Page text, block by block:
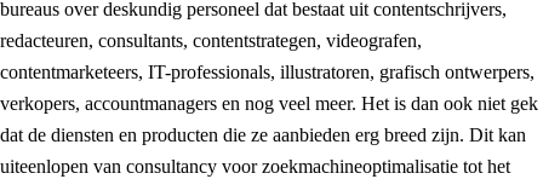
bureaus over deskundig personeel dat bestaat uit contentschrijvers,
redacteuren, consultants, contentstrategen, videografen,
contentmarketeers, IT-professionals, illustratoren, grafisch ontwerpers,
verkopers, accountmanagers en nog veel meer. Het is dan ook niet gek
dat de diensten en producten die ze aanbieden erg breed zijn. Dit kan
uiteenlopen van consultancy voor zoekmachineoptimalisatie tot het